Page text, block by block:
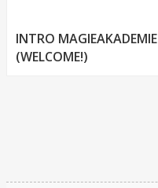
INTRO MAGIEAKADEMIE
(WELCOME!)